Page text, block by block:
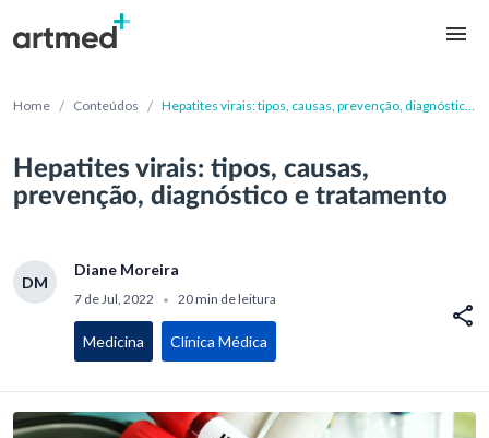
Home / Conteúdos / Hepatites virais: tipos, causas, prevenção, diagnóstico
Hepatites virais: tipos, causas,
prevenção, diagnóstico e tratamento
DM
Diane Moreira
7 de Jul, 2022 • 20 min de leitura
Medicina Clínica Médica